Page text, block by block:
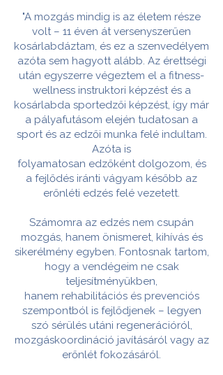
"A mozgás mindig is az életem része
volt – 11 éven át versenyszerűen
kosárlabdáztam, és ez a szenvedélyem
azóta sem hagyott alább. Az érettségi
után egyszerre végeztem el a fitness-
wellness instruktori képzést és a
kosárlabda sportedzői képzést, így már
a pályafutásom elején tudatosan a
sport és az edzői munka felé indultam.
Azóta is
folyamatosan edzőként dolgozom, és
a fejlődés iránti vágyam később az
erőnléti edzés felé vezetett.
Számomra az edzés nem csupán
mozgás, hanem önismeret, kihívás és
sikerélmény egyben. Fontosnak tartom,
hogy a vendégeim ne csak
teljesítményükben,
hanem rehabilitációs és prevenciós
szempontból is fejlődjenek – legyen
szó sérülés utáni regenerációról,
mozgáskoordináció javításáról vagy az
erőnlét fokozásáról.